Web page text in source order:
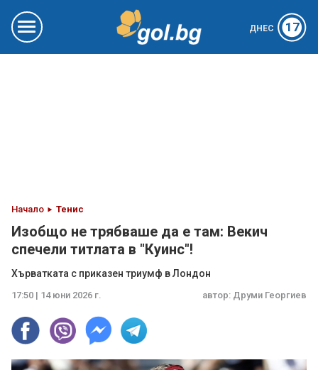
ДНЕС 17
Начало Тенис
Изобщо не трябваше да е там: Векич
спечели титлата в "Куинс"!
Хърватката с приказен триумф в Лондон
17:50 | 14 юни 2026 г. автор: Друми Георгиев